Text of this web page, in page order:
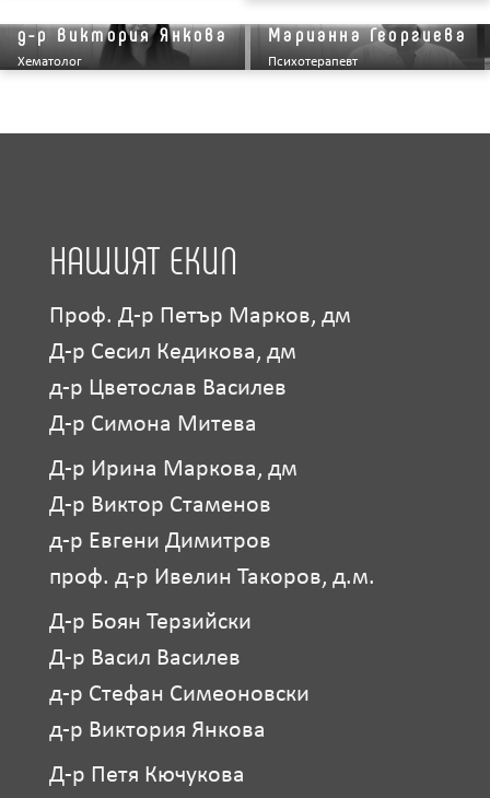
д-р Виктория Янкова
Хематолог
Марианна Георгиева
Психотерапевт
НАШИЯТ ЕКИП
Проф. Д-р Петър Марков, дм
Д-р Сесил Кедикова, дм
д-р Цветослав Василев
Д-р Симона Митева
Д-р Ирина Маркова, дм
Д-р Виктор Стаменов
д-р Евгени Димитров
проф. д-р Ивелин Такоров, д.м.
Д-р Боян Терзийски
Д-р Васил Василев
д-р Стефан Симеоновски
д-р Виктория Янкова
Д-р Петя Кючукова